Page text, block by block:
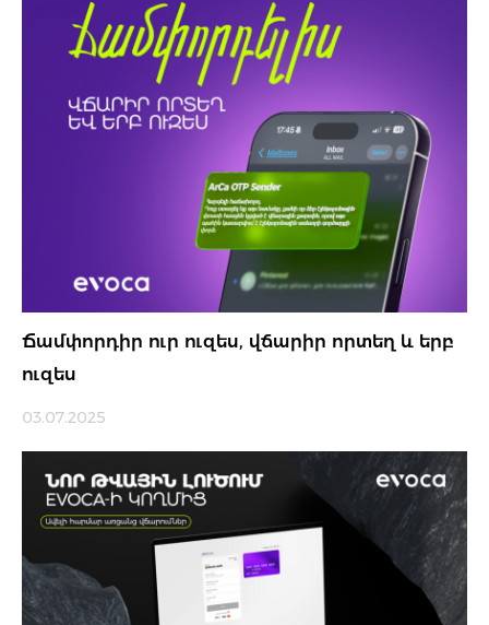
Ճամփորդիր ուր ուզես, վճարիր որտեղ և երբ
ուզես
03.07.2025